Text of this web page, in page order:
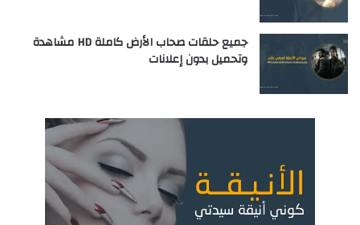
جميع حلقات صحاب الأرض كاملة HD مشاهدة
وتحميل بدون إعلانات